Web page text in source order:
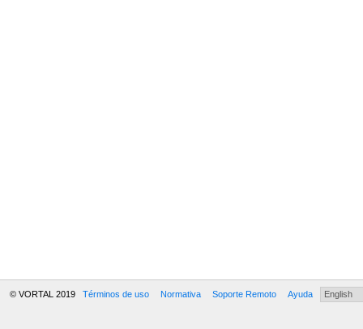
© VORTAL 2019 Términos de uso Normativa Soporte Remoto Ayuda